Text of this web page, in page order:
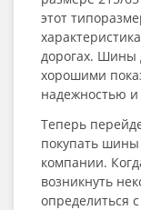
этот
дорогах. Шины
хорошими
надежностью и
Теперь
покупать
компании.
возникнуть
определиться